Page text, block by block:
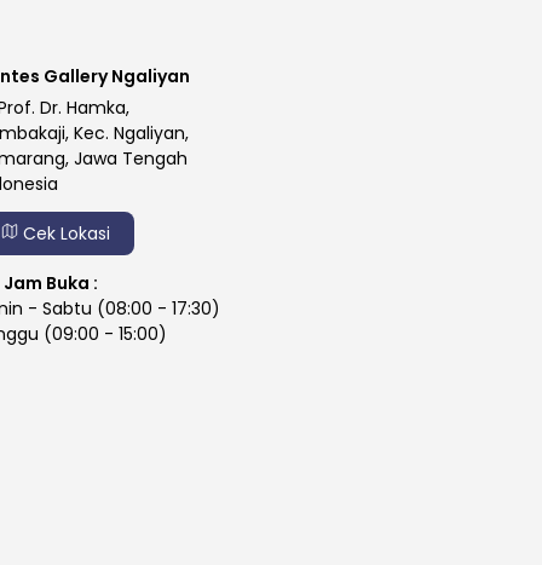
Gallery Ngaliyan
Dr. Hamka,
Kec. Ngaliyan,
Jawa Tengah
Cek Lokasi
Jam Buka :
- Sabtu (08:00 - 17:30)
(09:00 - 15:00)